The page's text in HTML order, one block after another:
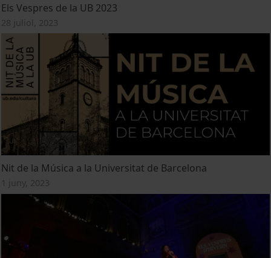
Els Vespres de la UB 2023
28 juliol, 2023
Nit de la Música a la Universitat de Barcelona
1 juny, 2023